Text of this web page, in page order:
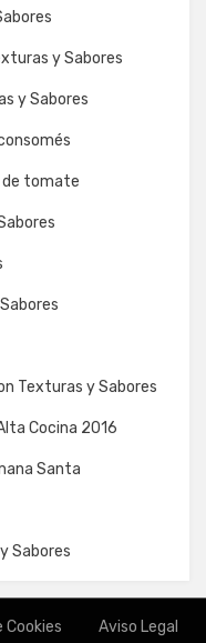
y Sabores
y Sabores
de tomate
Texturas y Sabores
Cocina 2016
Santa
Sabores
Cookies Aviso Legal